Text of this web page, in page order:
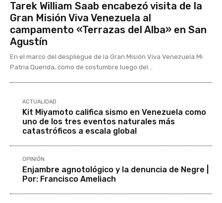
Tarek William Saab encabezó visita de la
Gran Misión Viva Venezuela al
campamento «Terrazas del Alba» en San
Agustín
En el marco del despliegue de la Gran Misión Viva Venezuela Mi
Patria Querida, como de costumbre luego del...
ACTUALIDAD
Kit Miyamoto califica sismo en Venezuela como
uno de los tres eventos naturales más
catastróficos a escala global
OPINIÓN
Enjambre agnotológico y la denuncia de Negre |
Por: Francisco Ameliach